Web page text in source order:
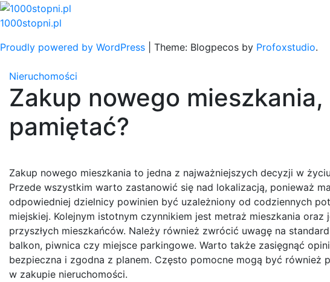
Skip
to
1000stopni.pl
Proudly powered by WordPress
Theme: Blogpecos by Profoxstudio.
Nieruchomości
Zakup nowego
pamiętać?
Zakup nowego mieszkania to jedna z najważniejszych decyzji w
Przede wszystkim warto zastanowić się nad lokalizacją, ponieważ
odpowiedniej dzielnicy powinien być uzależniony od codziennych
miejskiej. Kolejnym istotnym czynnikiem jest metraż mieszkania
przyszłych mieszkańców. Należy również zwrócić uwagę na
balkon, piwnica czy miejsce parkingowe. Warto także zasięgnąć
bezpieczna i zgodna z planem. Często pomocne mogą być
w zakupie nieruchomości.